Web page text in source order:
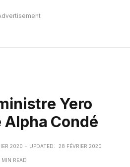
Yero
Alpha Condé
2020 UPDATED: 28 FÉVRIER 2020
MIN READ